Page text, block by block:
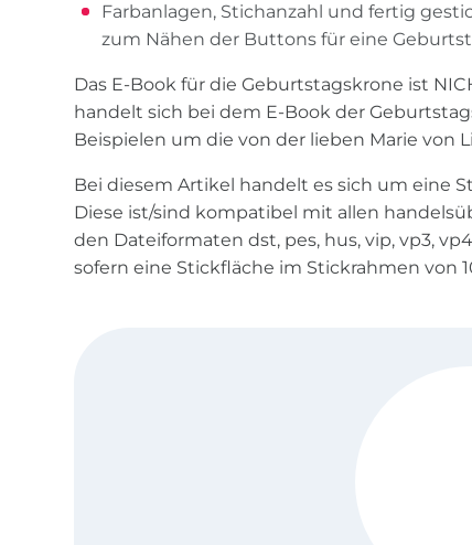
Farbanlagen, Stichanzahl und fertig
zum Nähen der Buttons für eine
Das E-Book für die Geburtstagskrone ist
handelt sich bei dem E-Book der
Beispielen um die von der lieben Marie von
Bei diesem Artikel handelt es sich um eine
Diese ist/sind kompatibel mit allen
den Dateiformaten dst, pes, hus, vip, vp3,
sofern eine Stickfläche im Stickrahmen von